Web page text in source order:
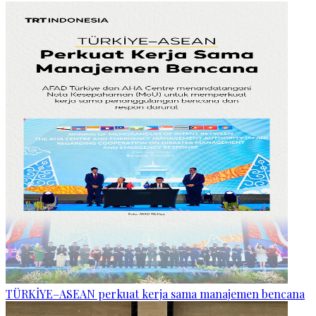
TÜRKİYE–ASEAN perkuat kerja sama manajemen bencana